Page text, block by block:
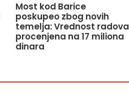
Most kod Barice
poskupeo zbog novih
temelja: Vrednost radova
procenjena na 17 miliona
dinara